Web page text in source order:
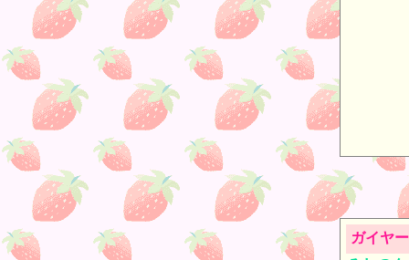
ガイヤ